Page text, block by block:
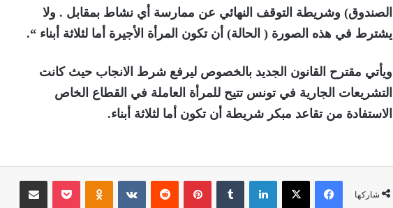
الصندوق) وشريطة التوقف النهائي عن ممارسة أي نشاط بمقابل . ولا
يشترط في هذه الصورة ( الحالة) أن تكون المرأة الأجيرة أما لثلاثة أبناء “.
ويأتي مقترح القانون الجديد بالخصوص ليرفع شرط الانجاب حيث كانت
التشريعات الجارية في تونس تتيح للمرأة العاملة في القطاع الخاص
الاستفادة من تقاعد مبكر شريطة أن تكون أما لثلاثة أبناء.
شاركها
فيسبوك ‫X لينكدإن بينتيريست